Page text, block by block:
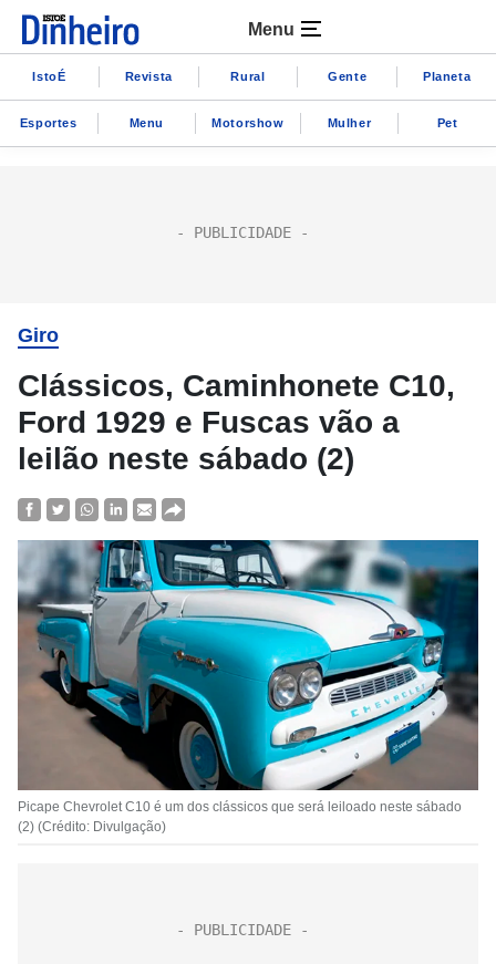
Menu
IstoÉ Revista Rural Gente Planeta
Esportes Menu Motorshow Mulher Pet
Giro
Clássicos, Caminhonete C10,
Ford 1929 e Fuscas vão a
leilão neste sábado (2)
Picape Chevrolet C10 é um dos clássicos que será leiloado neste sábado
(2) (Crédito: Divulgação)